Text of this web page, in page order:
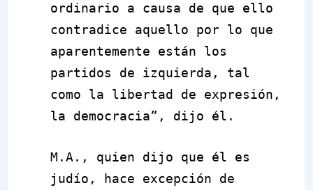
ordinario a causa de que ello
contradice aquello por lo que
aparentemente están los
partidos de izquierda, tal
como la libertad de expresión,
la democracia”, dijo él.
M.A., quien dijo que él es
judío, hace excepción de